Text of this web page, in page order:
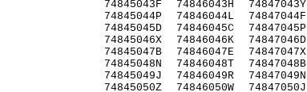
74845043F
74845044P
74845045D
74845046X
74845047B
74845048N
74845049J
74845050Z
74846043H
74846044L
74846045C
74846046K
74846047E
74846048T
74846049R
74846050W
74847043Y
74847044F
74847045P
74847046D
74847047X
74847048B
74847049N
74847050J